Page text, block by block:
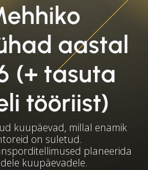
aastal
(+ tasuta
tööriist)
kuupäevad, millal enamik
on suletud.
planeerida
kuupäevadele.